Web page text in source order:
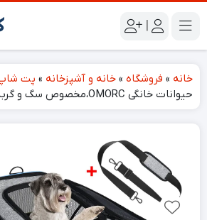
|
خانه » فروشگاه » خانه و آشپزخانه » پت
حیوانات خانگی OMORC،مخصوص سگ و گربه کد 27250